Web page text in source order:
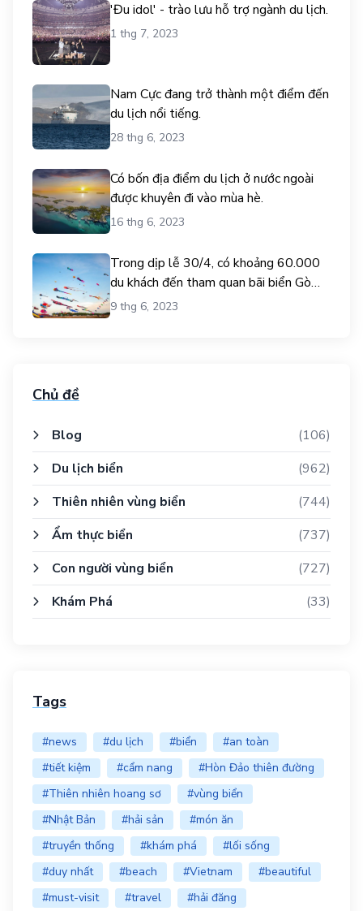
'Đu idol' - trào lưu hỗ trợ ngành du lịch.
1 thg 7, 2023
Nam Cực đang trở thành một điểm đến
du lịch nổi tiếng.
28 thg 6, 2023
Có bốn địa điểm du lịch ở nước ngoài
được khuyên đi vào mùa hè.
16 thg 6, 2023
Trong dịp lễ 30/4, có khoảng 60.000
du khách đến tham quan bãi biển Gò
Công.
9 thg 6, 2023
Chủ đề
Blog
(106)
Du lịch biển
(962)
Thiên nhiên vùng biển
(744)
Ẩm thực biển
(737)
Con người vùng biển
(727)
Khám Phá
(33)
Tags
#news #du lịch #biển
#an toàn
#tiết kiệm
#cẩm nang
#Hòn Đảo thiên đường
#Thiên nhiên hoang sơ
#vùng biển
#Nhật Bản
#hải sản
#món ăn
#truyền thống
#khám phá
#lối sống
#duy nhất
#beach #Vietnam
#beautiful
#must-visit
#travel
#hải đăng